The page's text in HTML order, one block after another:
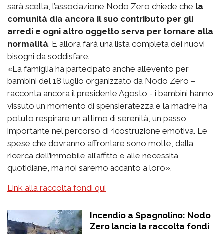
sarà scelta, l’associazione Nodo Zero chiede che la
comunità dia ancora il suo contributo per gli
arredi e ogni altro oggetto serva per tornare alla
normalità. E allora farà una lista completa dei nuovi
bisogni da soddisfare.
«La famiglia ha partecipato anche all’evento per
bambini del 18 luglio organizzato da Nodo Zero –
racconta ancora il presidente Agosto - i bambini hanno
vissuto un momento di spensieratezza e la madre ha
potuto respirare un attimo di serenità, un passo
importante nel percorso di ricostruzione emotiva. Le
spese che dovranno affrontare sono molte, dalla
ricerca dell’immobile all’affitto e alle necessità
quotidiane, ma noi saremo accanto a loro».
Link alla raccolta fondi qui
Incendio a Spagnolino: Nodo
Zero lancia la raccolta fondi